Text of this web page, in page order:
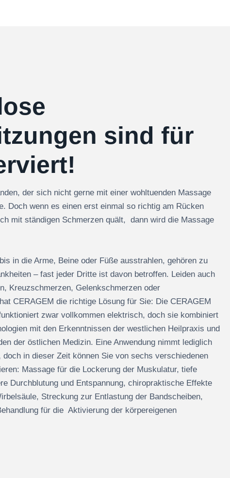
sind für
der sich nicht gerne mit einer wohltuenden Massage
Doch wenn es einen erst einmal so richtig am Rücken
mit ständigen Schmerzen quält, dann wird die Massage
in die Arme, Beine oder Füße ausstrahlen, gehören zu
– fast jeder Dritte ist davon betroffen. Leiden auch
Kreuzschmerzen, Gelenkschmerzen oder
CERAGEM die richtige Lösung für Sie: Die CERAGEM
zwar vollkommen elektrisch, doch sie kombiniert
mit den Erkenntnissen der westlichen Heilpraxis und
der östlichen Medizin. Eine Anwendung nimmt lediglich
doch in dieser Zeit können Sie von sechs verschiedenen
Massage für die Lockerung der Muskulatur, tiefe
Durchblutung und Entspannung, chiropraktische Effekte
Streckung zur Entlastung der Bandscheiben,
für die Aktivierung der körpereigenen